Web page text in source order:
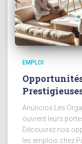
EMPLOI
Anúncios Les
ouvrent leurs
Découvrez nos
les emplois chez